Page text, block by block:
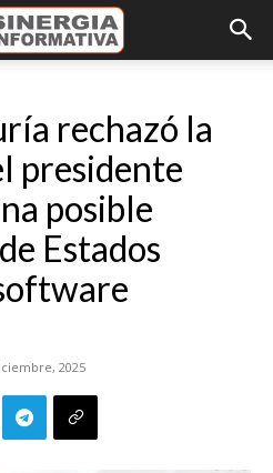
rechazó la
presidente
posible
Estados
2025